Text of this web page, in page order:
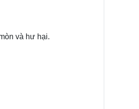
và hư hại.